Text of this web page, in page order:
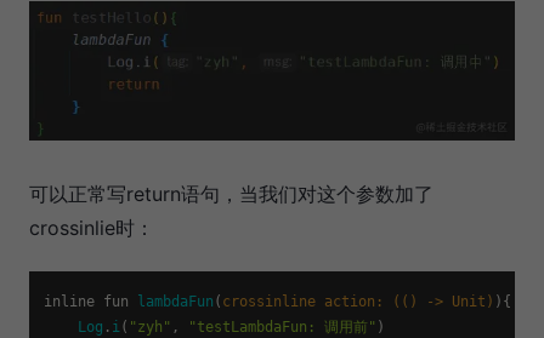
可以正常写return语句，当我们对这个参数加了
crossinlie时：
inline fun lambdaFun ( crossinline action: (() -> Unit) ){
Log . i( "zyh" , "testLambdaFun: 调用前" )